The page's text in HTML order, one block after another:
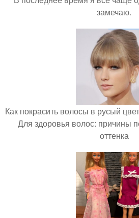
замечаю.
Как покрасить волосы в русый
Для здоровья волос: причины
оттенка